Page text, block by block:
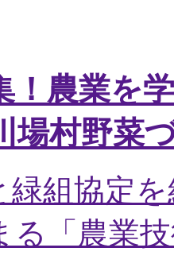
！農業を
場村野菜
緑組協定
る「農業